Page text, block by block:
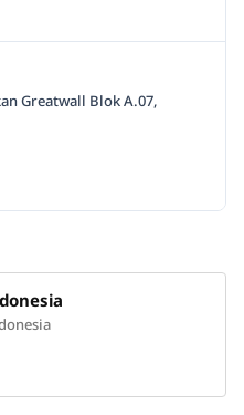
Greatwall Blok A.07,